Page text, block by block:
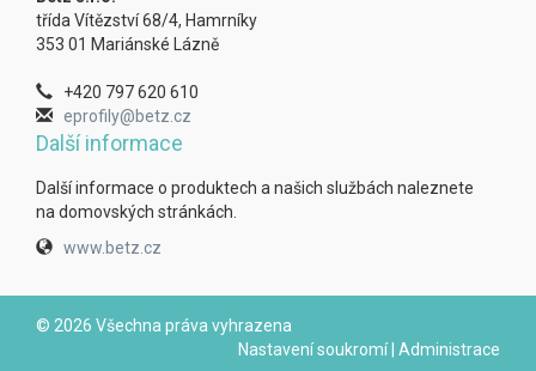
třída Vítězství 68/4, Hamrníky
353 01 Mariánské Lázně
+420 797 620 610
eprofily@betz.cz
Další informace
Další informace o produktech a našich službách naleznete
na domovských stránkách.
www.betz.cz
© 2026 Všechna práva vyhrazena
Nastavení soukromí| Administrace